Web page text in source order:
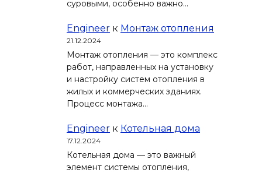
суровыми, особенно важно…
Engineer к Монтаж отопления
21.12.2024
Монтаж отопления — это комплекс
работ, направленных на установку
и настройку систем отопления в
жилых и коммерческих зданиях.
Процесс монтажа…
Engineer к Котельная дома
17.12.2024
Котельная дома — это важный
элемент системы отопления,